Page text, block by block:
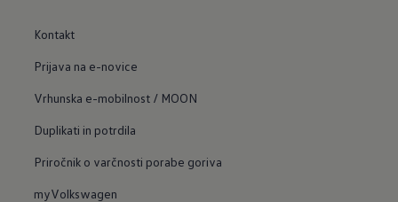
Kontakt
Prijava na e-novice
Vrhunska e-mobilnost / MOON
Duplikati in potrdila
Priročnik o varčnosti porabe goriva
myVolkswagen